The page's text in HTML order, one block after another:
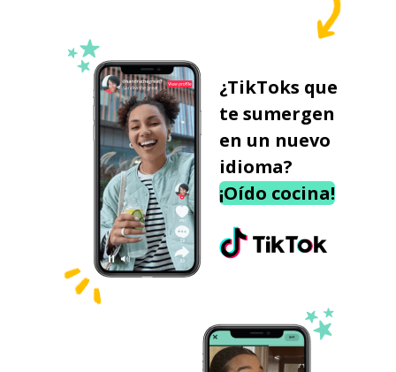
¿TikToks que
te sumergen
en un nuevo
idioma?
¡Oído cocina!